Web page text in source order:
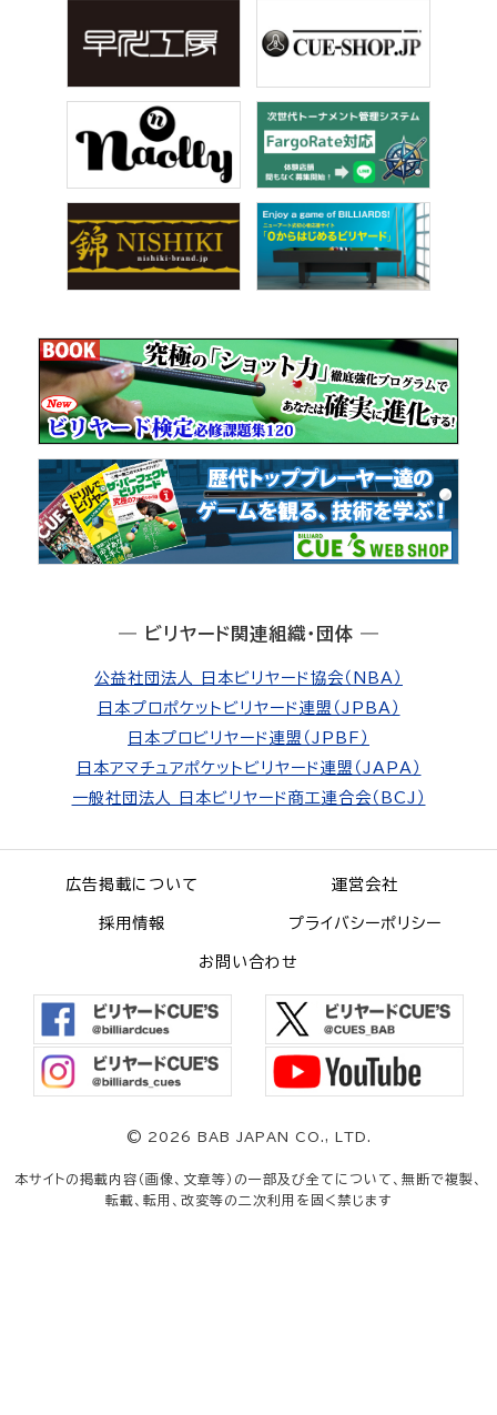
― ビリヤード関連組織・団体 ―
公益社団法人 日本ビリヤード協会（NBA）
日本プロポケットビリヤード連盟（JPBA）
日本プロビリヤード連盟（JPBF）
日本アマチュアポケットビリヤード連盟（JAPA）
一般社団法人 日本ビリヤード商工連合会（BCJ）
広告掲載について 運営会社
採用情報 プライバシーポリシー
お問い合わせ
© 2026 BAB JAPAN CO., LTD.
本サイトの掲載内容（画像、文章等）の一部及び全てについて、無断で複製、
転載、転用、改変等の二次利用を固く禁じます